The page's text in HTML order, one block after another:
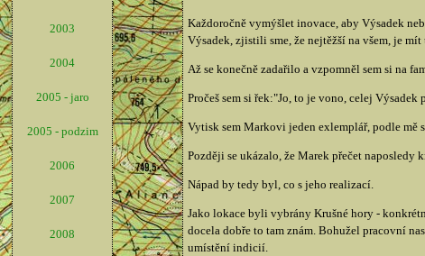
2003
2004
2005 - jaro
2005 - podzim
2006
2007
2008
Každoročně vymýšlet inovace, aby Výsadek
Výsadek, zjistili sme, že nejtěžší na všem, je mít
Až se konečně zadařilo a vzpomněl sem si na
Pročeš sem si řek:"Jo, to je vono, celej
Vytisk sem Markovi jeden exlemplář, podle mě
Později se ukázalo, že Marek přečet
Nápad by tedy byl, co s jeho realizací.
Jako lokace byli vybrány Krušné hory -
docela dobře to tam znám. Bohužel pracovní
umístění indicií.